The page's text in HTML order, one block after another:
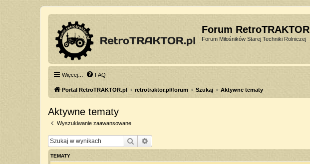
Forum RetroTRAKTOR
Forum Miłośników Starej Techniki Rolniczej
Więcej… FAQ
Portal RetroTRAKTOR.pl retrotraktor.pl/forum Szukaj Aktywne tematy
Aktywne tematy
Wyszukiwanie zaawansowane
Szukaj
TEMATY